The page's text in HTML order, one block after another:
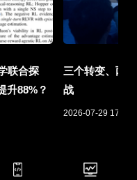
联合探
升88%？
三个转变、两
战
2026-07-29 17:01